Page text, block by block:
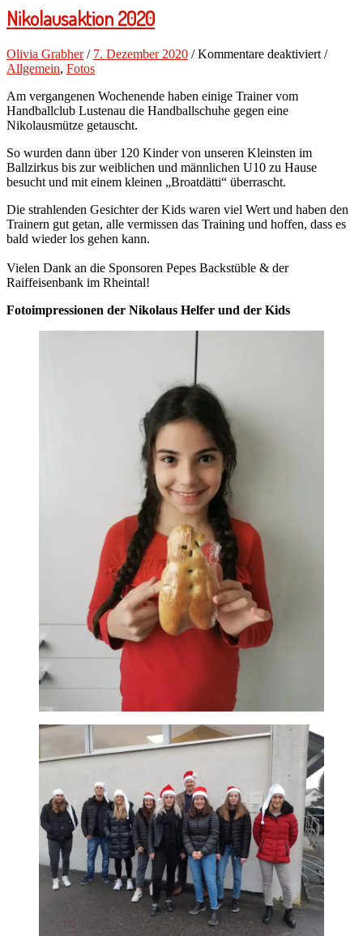
Nikolausaktion 2020
Olivia Grabher/ 7. Dezember 2020 /Kommentare deaktiviertfür
/
Allgemein, Fotos
Am vergangenen Wochenende haben einige Trainer vom
Handballclub Lustenau die Handballschuhe gegen eine
Nikolausmütze getauscht.
So wurden dann über 120 Kinder von unseren Kleinsten im
Ballzirkus bis zur weiblichen und männlichen U10 zu Hause
besucht und mit einem kleinen „Broatdätti“ überrascht.
Die strahlenden Gesichter der Kids waren viel Wert und haben den
Trainern gut getan, alle vermissen das Training und hoffen, dass es
bald wieder los gehen kann.
Vielen Dank an die Sponsoren Pepes Backstüble & der
Raiffeisenbank im Rheintal!
Fotoimpressionen der Nikolaus Helfer und der Kids